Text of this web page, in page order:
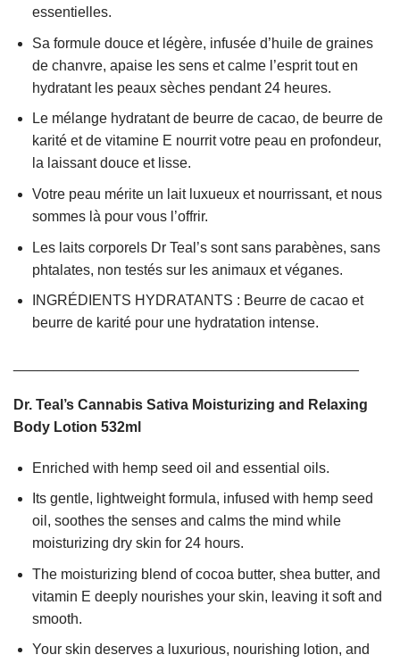
essentielles.
Sa formule douce et légère, infusée d’huile de graines
de chanvre, apaise les sens et calme l’esprit tout en
hydratant les peaux sèches pendant 24 heures.
Le mélange hydratant de beurre de cacao, de beurre de
karité et de vitamine E nourrit votre peau en profondeur,
la laissant douce et lisse.
Votre peau mérite un lait luxueux et nourrissant, et nous
sommes là pour vous l’offrir.
Les laits corporels Dr Teal’s sont sans parabènes, sans
phtalates, non testés sur les animaux et véganes.
INGRÉDIENTS HYDRATANTS : Beurre de cacao et
beurre de karité pour une hydratation intense.
Dr. Teal’s Cannabis Sativa Moisturizing and Relaxing
Body Lotion 532ml
Enriched with hemp seed oil and essential oils.
Its gentle, lightweight formula, infused with hemp seed
oil, soothes the senses and calms the mind while
moisturizing dry skin for 24 hours.
The moisturizing blend of cocoa butter, shea butter, and
vitamin E deeply nourishes your skin, leaving it soft and
smooth.
Your skin deserves a luxurious, nourishing lotion, and